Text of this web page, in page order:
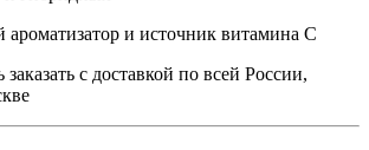
ароматизатор и источник витамина C
с доставкой по всей России,